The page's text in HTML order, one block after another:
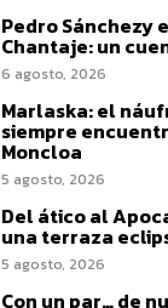
Pedro Sánchezy
Chantaje: un
6 agosto, 2026
Marlaska: el
siempre
Moncloa
5 agosto, 2026
Del ático al
una terraza
5 agosto, 2026
Con un par… de